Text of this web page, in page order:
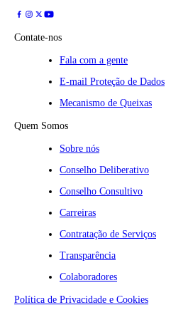
Contate-nos
Fala com a gente
E-mail Proteção de Dados
Mecanismo de Queixas
Quem Somos
Sobre nós
Conselho Deliberativo
Conselho Consultivo
Carreiras
Contratação de Serviços
Transparência
Colaboradores
Política de Privacidade e Cookies